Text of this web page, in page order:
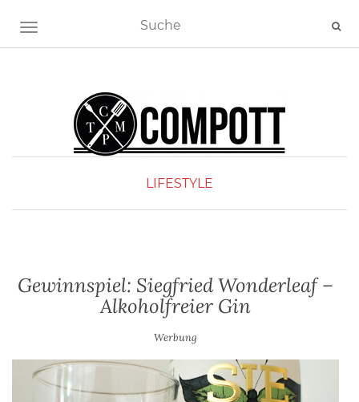
NAVIGATION EIN-/AUSSCHALTEN
LIFESTYLE
Gewinnspiel: Siegfried Wonderleaf –
Alkoholfreier Gin
Werbung